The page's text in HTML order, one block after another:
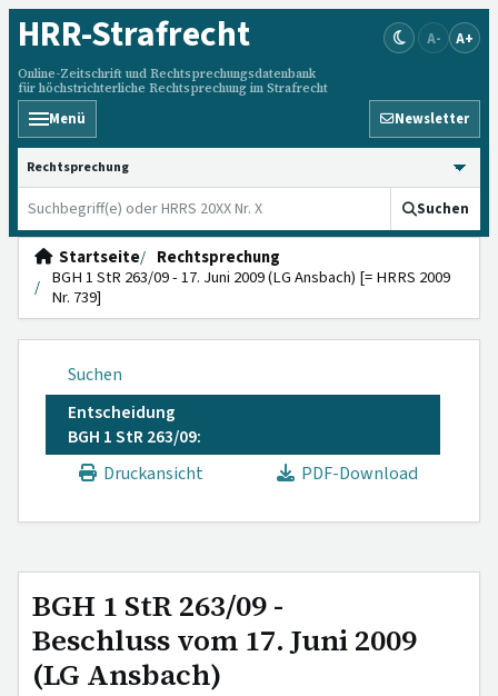
HRR-Strafrecht
Online-Zeitschrift und Rechtsprechungsdatenbank
für höchstrichterliche Rechtsprechung im Strafrecht
A- A+
Menü Newsletter
HRRS durchsuchen
Suchen
Startseite
Rechtsprechung
BGH 1 StR 263/09 - 17. Juni 2009 (LG Ansbach) [= HRRS 2009
Nr. 739]
Suchen
Entscheidung
BGH 1 StR 263/09:
Druckansicht
PDF-Download
BGH 1 StR 263/09 -
Beschluss vom 17. Juni 2009
(LG Ansbach)